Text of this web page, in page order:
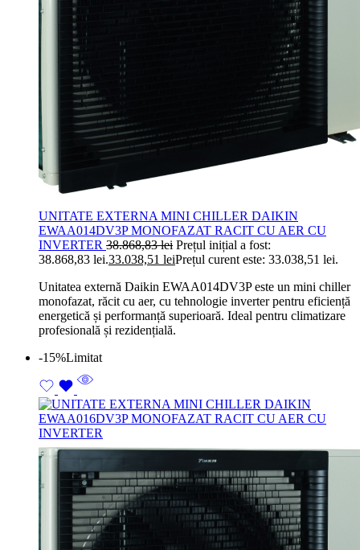
UNITATE EXTERNA MINI CHILLER DAIKIN
EWAA014DV3P MONOFAZAT RACIT CU AER CU
INVERTER 38.868,83lei Prețul inițial a fost:
38.868,83 lei.33.038,51 leiPrețul curent este: 33.038,51 lei.
Unitatea externă Daikin EWAA014DV3P este un mini chiller
monofazat, răcit cu aer, cu tehnologie inverter pentru eficiență
energetică și performanță superioară. Ideal pentru climatizare
profesională și rezidențială.
-15%Limitat